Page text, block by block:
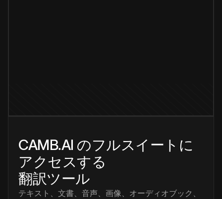
CAMB.AI のフルスイートに
アクセスする
翻訳ツール
テキスト、文書、音声、画像、オーディオブック、